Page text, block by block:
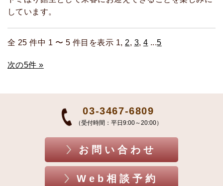
しています。
全 25 件中 1 〜 5 件目を表示 1, 2, 3, 4 ...5
次の5件 »
03-3467-6809
（受付時間：平日9:00～20:00）
お問い合わせ
Web相談予約